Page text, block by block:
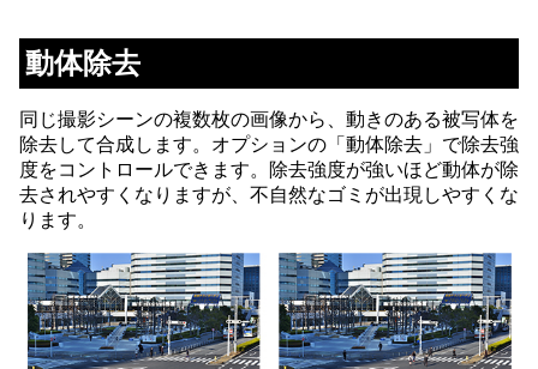
動体除去
同じ撮影シーンの複数枚の画像から、動きのある被写体を
除去して合成します。オプションの「動体除去」で除去強
度をコントロールできます。除去強度が強いほど動体が除
去されやすくなりますが、不自然なゴミが出現しやすくな
ります。